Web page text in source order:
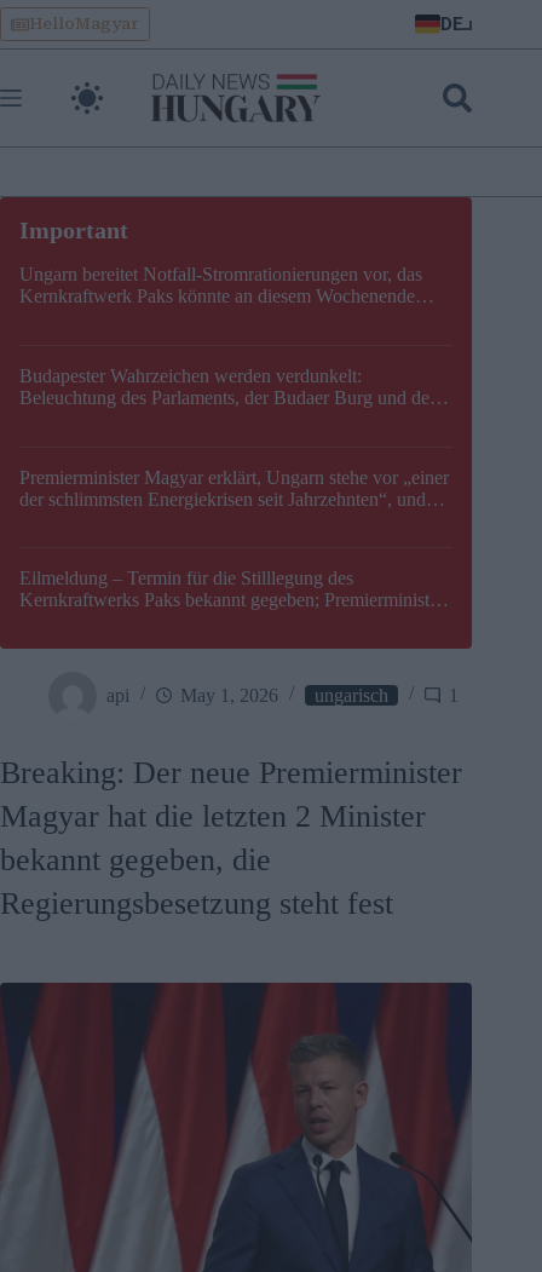
Skip
to
content
HelloMagyar DE
Ungarn bereitet Notfall-Stromrationierungen vor, das
Kernkraftwerk Paks könnte an diesem Wochenende
Budapester Wahrzeichen werden verdunkelt:
Beleuchtung des Parlaments, der Budaer Burg und der
Premierminister Magyar erklärt, Ungarn stehe vor „einer
der schlimmsten Energiekrisen seit Jahrzehnten“, und
Eilmeldung – Termin für die Stilllegung des
Kernkraftwerks Paks bekannt gegeben; Premierminister
api May 1, 2026 ungarisch 1
Breaking: Der neue Premierminister
Magyar hat die letzten 2 Minister
bekannt gegeben, die
Regierungsbesetzung steht fest